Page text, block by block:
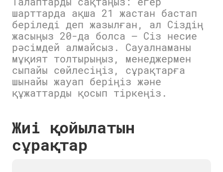
шарттарда ақша 21 жастан бастап
беріледі деп жазылған, ал Сіздің
жасыңыз 20-да болса — Сіз несие
рәсімдей алмайсыз. Сауалнаманы
мұқият толтырыңыз, менеджермен
сыпайы сөйлесіңіз, сұрақтарға
шынайы жауап беріңіз және
құжаттарды қосып тіркеңіз.
Жиі қойылатын
сұрақтар